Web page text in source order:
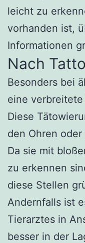
leicht zu
vorhanden ist,
Informationen
Nach
Besonders bei
eine
Diese
den Ohren
Da sie mit
zu erkennen
diese Stellen
Andernfalls ist
Tierarztes in
besser in der